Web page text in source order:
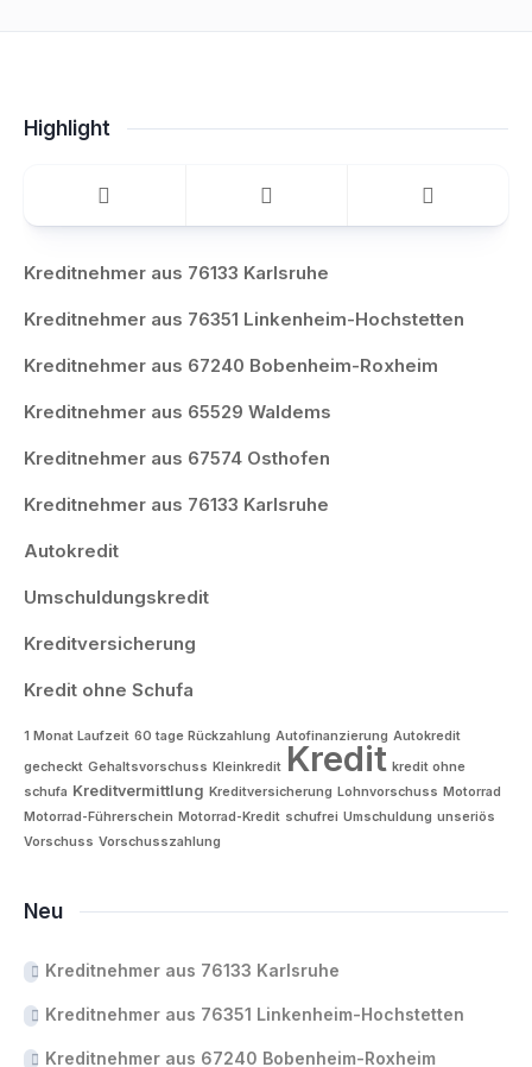
Highlight
Kreditnehmer aus 76133 Karlsruhe
Kreditnehmer aus 76351 Linkenheim-Hochstetten
Kreditnehmer aus 67240 Bobenheim-Roxheim
Kreditnehmer aus 65529 Waldems
Kreditnehmer aus 67574 Osthofen
Kreditnehmer aus 76133 Karlsruhe
Autokredit
Umschuldungskredit
Kreditversicherung
Kredit ohne Schufa
1 Monat Laufzeit 60 tage Rückzahlung Autofinanzierung Autokredit
gecheckt Gehaltsvorschuss Kleinkredit Kredit kredit ohne
schufa Kreditvermittlung Kreditversicherung Lohnvorschuss Motorrad
Motorrad-Führerschein Motorrad-Kredit schufrei Umschuldung unseriös
Vorschuss Vorschusszahlung
Neu
Kreditnehmer aus 76133 Karlsruhe
Kreditnehmer aus 76351 Linkenheim-Hochstetten
Kreditnehmer aus 67240 Bobenheim-Roxheim